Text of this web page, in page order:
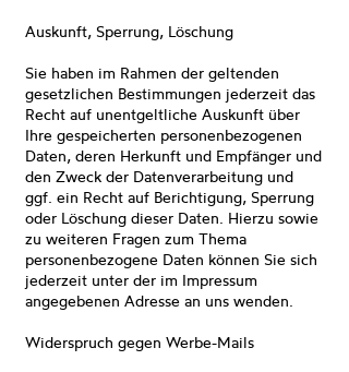
Auskunft, Sperrung, Löschung
Sie haben im Rahmen der geltenden
gesetzlichen Bestimmungen jederzeit das
Recht auf unentgeltliche Auskunft über
Ihre gespeicherten personenbezogenen
Daten, deren Herkunft und Empfänger und
den Zweck der Datenverarbeitung und
ggf. ein Recht auf Berichtigung, Sperrung
oder Löschung dieser Daten. Hierzu sowie
zu weiteren Fragen zum Thema
personenbezogene Daten können Sie sich
jederzeit unter der im Impressum
angegebenen Adresse an uns wenden.
Widerspruch gegen Werbe-Mails